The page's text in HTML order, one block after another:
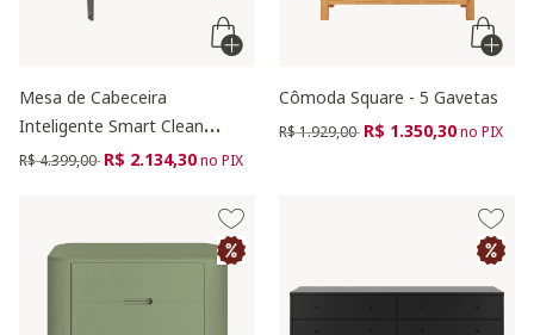
Mesa de Cabeceira
Inteligente Smart Clean
Vainilla
Preço reduzido de
R$ 4.399,00 para
R$ 2.134,30no PIX
Cômoda Square - 5 Gavetas
Preço reduzido de
R$ 1.929,00 para
R$ 1.350,30no PIX